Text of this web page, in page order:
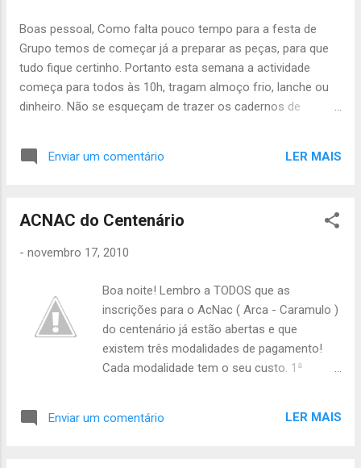
Boas pessoal, Como falta pouco tempo para a festa de
Grupo temos de começar já a preparar as peças, para que
tudo fique certinho. Portanto esta semana a actividade
começa para todos às 10h, tragam almoço frio, lanche ou
dinheiro. Não se esqueçam de trazer os cadernos de
PARA AS PEÇAS,a festa de grupo está quase a chegar!!! Até
sábado, Carmen Cabral
Enviar um comentário LER MAIS
ACNAC do Centenário
- novembro 17, 2010
Boa noite! Lembro a TODOS que as
inscrições para o AcNac ( Arca - Caramulo )
do centenário já estão abertas e que
existem três modalidades de pagamento!
Cada modalidade tem o seu custo. 1ª
Prestação até 5 de Janeiro de 2011: 55€ 2ª
Enviar um comentário LER MAIS